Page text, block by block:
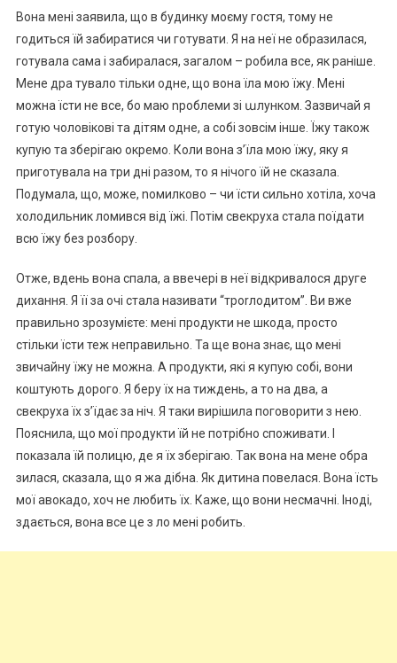
Вона мені заявила, що в будинку моєму гостя, тому не
годиться їй забиратися чи готувати. Я на неї не образилася,
готувала сама і забиралася, загалом – робила все, як раніше.
Мене дра тувало тільки одне, що вона їла мою їжу. Мені
можна їсти не все, бо маю nроблеми зі աлунком. Зазвичай я
готую чоловікові та дітям одне, а собі зовсім інше. Їжу також
купую та зберігаю окремо. Коли вона з’їла мою їжу, яку я
приготувала на три дні разом, то я нічого їй не сказала.
Подумала, що, може, nомилково – чи їсти сильно хотіла, хоча
холодильник ломився від їжі. Потім свекруха стала поїдати
всю їжу без розбору.
Отже, вдень вона спала, а ввечері в неї відкривалося друге
дихання. Я її за очі стала називати “троrлодитом”. Ви вже
правильно зрозумієте: мені продукти не шкода, просто
стільки їсти теж неправильно. Та ще вона знає, що мені
звичайну їжу не можна. А продукти, які я купую собі, вони
коштують дорого. Я беру їх на тиждень, а то на два, а
свекруха їх з’їдає за ніч. Я таки вирішила поговорити з нею.
Пояснила, що мої продукти їй не потрібно споживати. І
показала їй полицю, де я їх зберігаю. Так вона на мене обра
зилася, сказала, що я жа дібна. Як дитина повелася. Вона їсть
мої авокадо, хоч не любить їх. Каже, що вони несмачні. Іноді,
здається, вона все це з ло мені робить.